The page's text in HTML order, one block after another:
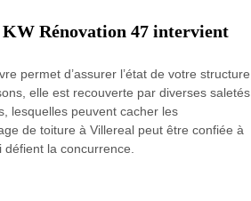
Rénovation 47 intervient
permet d’assurer l’état de votre structure,
elle est recouverte par diverses saletés
lesquelles peuvent cacher les
de toiture à Villereal peut être confiée à
la concurrence.